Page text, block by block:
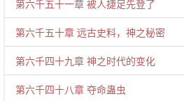
第六千五十一章 被人捷足先登了
第六千五十章 远古史料，神之秘密
第六千四十九章 神之时代的变化
第六千四十八章 夺命蛊虫